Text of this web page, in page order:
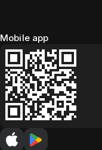
Mobile app